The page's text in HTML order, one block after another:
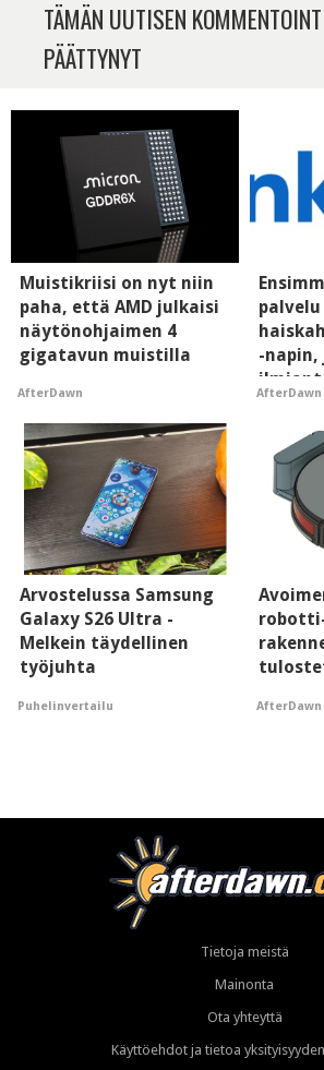
TÄMÄN UUTISEN
PÄÄTTYNYT
Muistikriisi on nyt niin
paha, että AMD julkaisi
näytönohjaimen 4
gigatavun muistilla
AfterDawn
-
AfterDawn
Arvostelussa Samsung
Galaxy S26 Ultra -
Melkein täydellinen
työjuhta
Puhelinvertailu AfterDawn
Tietoja meistä
Mainonta
Ota yhteyttä
Käyttöehdot ja tietoa